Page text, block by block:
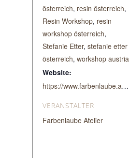
österreich, resin österreich,
Resin Workshop, resin
workshop österreich,
Stefanie Etter, stefanie etter
österreich, workshop austria
Website:
https://www.farbenlaube.at/veranstaltungsprogramm/adventure-resin-basiskurs-5/
VERANSTALTER
Farbenlaube Atelier